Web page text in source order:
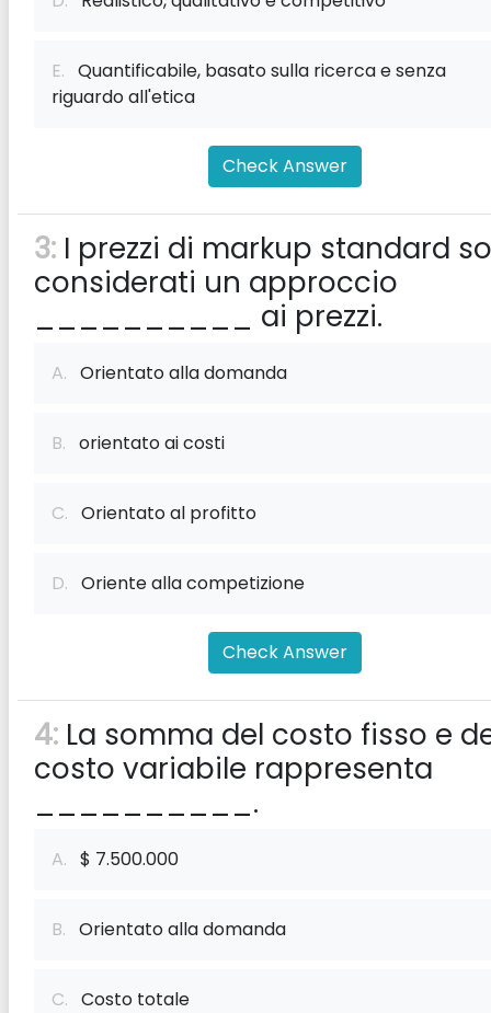
E. Quantificabile, basato sulla ricerca e senza
riguardo all'etica
Check Answer
3: I prezzi di markup standard
considerati un approccio
__________ ai prezzi.
A. Orientato alla domanda
B. orientato ai costi
C. Orientato al profitto
D. Oriente alla competizione
Check Answer
4: La somma del costo fisso e
costo variabile rappresenta
__________.
A. $ 7.500.000
B. Orientato alla domanda
C. Costo totale